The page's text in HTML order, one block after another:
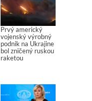
Prvý americký
vojenský výrobný
podnik na Ukrajine
bol zničený ruskou
raketou